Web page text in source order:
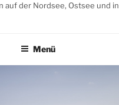
auf der Nordsee, Ostsee und in
Menü